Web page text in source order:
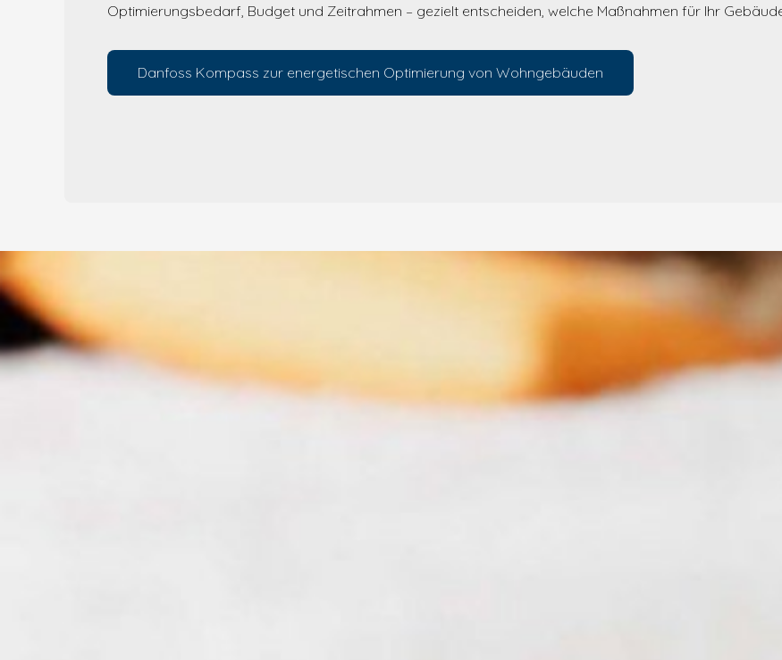
Optimierungsbedarf, Budget und Zeitrahmen – gezielt entscheiden, welche Maßnahmen für Ihr
Danfoss Kompass zur energetischen Optimierung von Wohngebäuden